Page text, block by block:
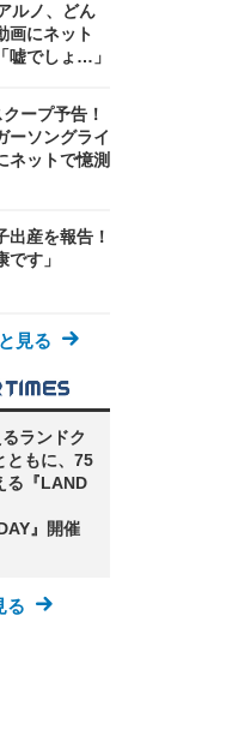
ルノ、どん
画にネット
嘘でしょ…」
ープ予告！
ーソングライ
ネットで憶測
出産を報告！
です」
見る
ランドク
ともに、75
る『LAND
』開催
る